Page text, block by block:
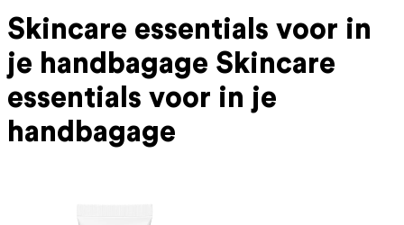
Skincare essentials voor in
je handbagage Skincare
essentials voor in je
handbagage